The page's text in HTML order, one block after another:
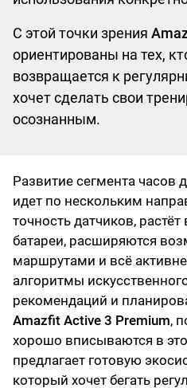
С этой точки зрения
ориентированы на тех,
возвращается к
хочет сделать свои
осознанным.
Развитие сегмента часов
идет по нескольким
точность датчиков,
батареи, расширяются
маршрутами и всё
алгоритмы
рекомендаций и
Amazfit Active 3 Premium,
хорошо вписываются в
предлагает готовую
который хочет бегать